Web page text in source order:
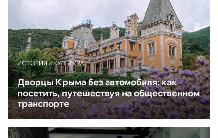
ИСТОРИЯ И КУЛЬТУРА
Дворцы Крыма без автомобиля: как
посетить, путешествуя на общественном
транспорте